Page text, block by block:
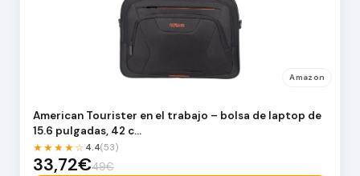
Amazon
American Tourister en el trabajo – bolsa de laptop de
15.6 pulgadas, 42 c…
★★★★☆ 4.4(53)
33,72€49€